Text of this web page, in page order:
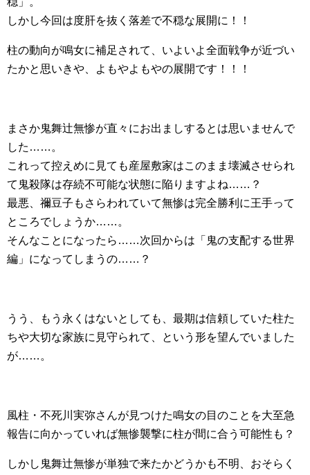
しかし今回は度肝を抜く落差で不穏な展開に！！
柱の動向が鳴女に補足されて、いよいよ全面戦争が近づい
たかと思いきや、よもやよもやの展開です！！！
まさか鬼舞辻無惨が直々にお出ましするとは思いませんで
した……。
これって控えめに見ても産屋敷家はこのまま壊滅させられ
て鬼殺隊は存続不可能な状態に陥りますよね……？
最悪、禰豆子もさらわれていて無惨は完全勝利に王手って
ところでしょうか……。
そんなことになったら……次回からは「鬼の支配する世界
編」になってしまうの……？
うう、もう永くはないとしても、最期は信頼していた柱た
ちや大切な家族に見守られて、という形を望んでいました
が……。
風柱・不死川実弥さんが見つけた鳴女の目のことを大至急
報告に向かっていれば無惨襲撃に柱が間に合う可能性も？
しかし鬼舞辻無惨が単独で来たかどうかも不明、おそらく